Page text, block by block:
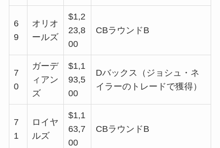
6
9
オリオ
ールズ
$1,2
23,8
00
CBラウンドB
7
0
ガーデ
ィアン
ズ
$1,1
93,5
00
Dバックス（ジョシュ・ネ
イラーのトレードで獲得）
7
1
ロイヤ
ルズ
$1,1
63,7
00
CBラウンドB